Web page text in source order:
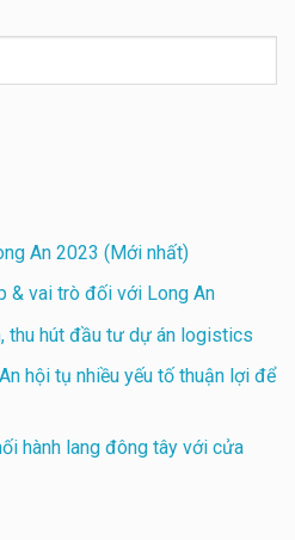
An 2023 (Mới nhất)
& vai trò đối với Long An
thu hút đầu tư dự án logistics
hội tụ nhiều yếu tố thuận lợi để
hành lang đông tây với cửa